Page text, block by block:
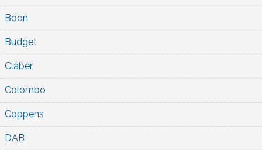
Boon
Budget
Claber
Colombo
Coppens
DAB